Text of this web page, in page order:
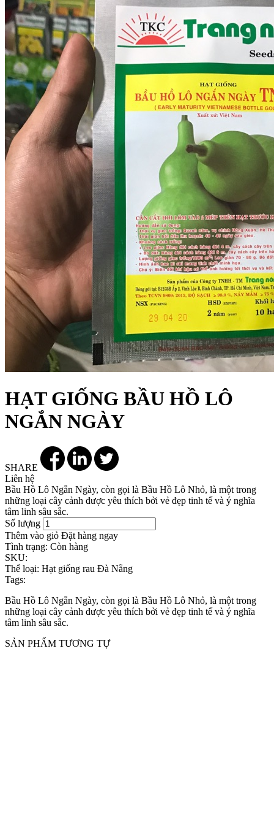
HẠT GIỐNG BẦU HỒ LÔ
NGẮN NGÀY
SHARE
Liên hệ
Bầu Hồ Lô Ngắn Ngày, còn gọi là Bầu Hồ Lô Nhỏ, là một trong
những loại cây cảnh được yêu thích bởi vẻ đẹp tinh tế và ý nghĩa
tâm linh sâu sắc.
Số lượng
Thêm vào giỏ Đặt hàng ngay
Tình trạng: Còn hàng
SKU:
Thể loại: Hạt giống rau Đà Nẵng
Tags:
Bầu Hồ Lô Ngắn Ngày, còn gọi là Bầu Hồ Lô Nhỏ, là một trong
những loại cây cảnh được yêu thích bởi vẻ đẹp tinh tế và ý nghĩa
tâm linh sâu sắc.
SẢN PHẨM TƯƠNG TỰ